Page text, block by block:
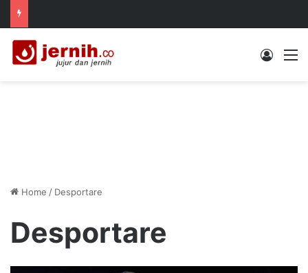
Log In
Home / Desportare
Desportare